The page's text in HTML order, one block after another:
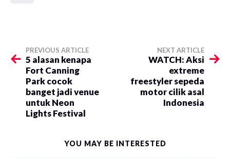
PREVIOUS ARTICLE
5 alasan kenapa
Fort Canning
Park cocok
banget jadi venue
untuk Neon
Lights Festival
NEXT ARTICLE
WATCH: Aksi
extreme
freestyler sepeda
motor cilik asal
Indonesia
YOU MAY BE INTERESTED